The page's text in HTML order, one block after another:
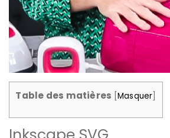
Table des matières Masquer